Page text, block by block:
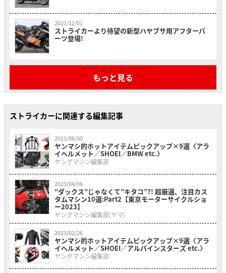
2021/12/01
ストライカーより待望の新型ハヤブサ用アフターパ
ーツ登場!
もっと見る
ストライカーに関連する編集記事
2023/06/30
ヤンマシ的ホットアイテムピックアップ×9選〈アラ
イヘルメット／SHOEI／BMW etc.〉
ヤングマシン編集部
2023/04/06
“ダックス”じゃなくて”キタコ”?! 超厳選、注目カス
タムマシン10選:Part2【東京モーターサイクルショ
ー2023】
ヤングマシン編集部(ヤマ)
2023/02/26
ヤンマシ的ホットアイテムピックアップ×9選〈アラ
イヘルメット／SHOEI／アルパインスターズ etc.〉
ヤングマシン編集部